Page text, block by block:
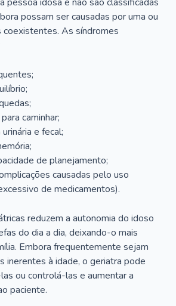
possam ser causadas por uma ou
coexistentes. As síndromes
caminhar;
e fecal;
de planejamento;
causadas pelo uso
de medicamentos).
reduzem a autonomia do idoso
do dia a dia, deixando-o mais
Embora frequentemente sejam
inerentes à idade, o geriatra pode
ou controlá-las e aumentar a
paciente.